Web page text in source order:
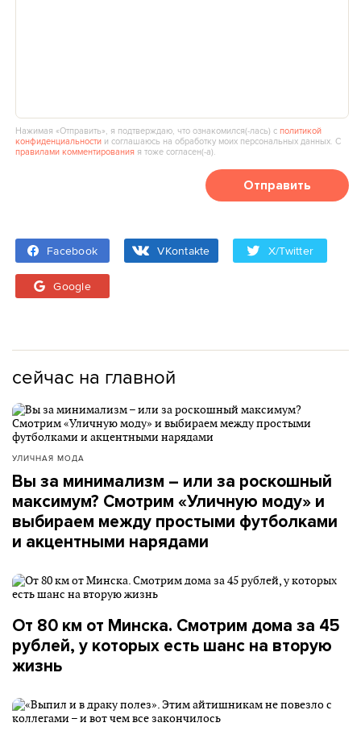
Нажимая «Отправить», я подтверждаю, что ознакомился(‑лась) сполитикой
конфиденциальности и соглашаюсь на обработку моих персональных данных. С
правилами комментирования я тоже согласен(‑а).
Отправить
Facebook VKontakte X/Twitter
Google
сейчас на главной
УЛИЧНАЯ МОДА
Вы за минимализм – или за роскошный
максимум? Смотрим «Уличную моду» и
выбираем между простыми футболками
и акцентными нарядами
От 80 км от Минска. Смотрим дома за 45
рублей, у которых есть шанс на вторую
жизнь